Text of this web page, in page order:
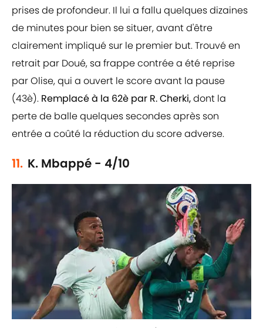
prises de profondeur. Il lui a fallu quelques dizaines
de minutes pour bien se situer, avant d'être
clairement impliqué sur le premier but. Trouvé en
retrait par Doué, sa frappe contrée a été reprise
par Olise, qui a ouvert le score avant la pause
(43è). Remplacé à la 62è par R. Cherki,dont la
perte de balle quelques secondes après son
entrée a coûté la réduction du score adverse.
11. K. Mbappé - 4/10